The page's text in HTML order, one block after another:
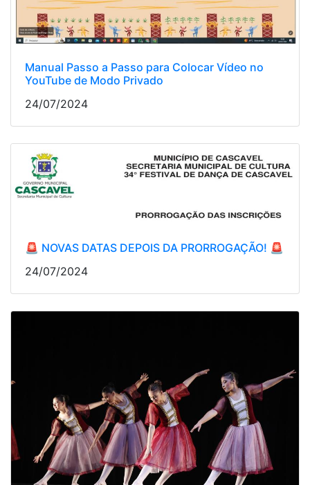
Manual Passo a Passo para Colocar Vídeo no
YouTube de Modo Privado
24/07/2024
🚨 NOVAS DATAS DEPOIS DA PRORROGAÇÃO! 🚨
24/07/2024